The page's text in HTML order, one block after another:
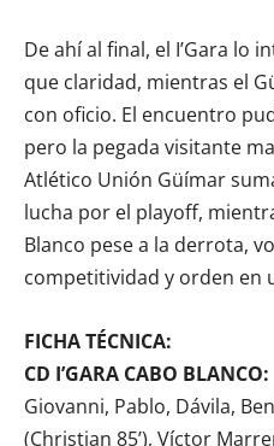
De ahí al final, el I’Gara lo
que claridad, mientras el
con oficio. El encuentro
pero la pegada visitante
Atlético Unión Güímar
lucha por el playoff,
Blanco pese a la derrota,
competitividad y orden en
FICHA TÉCNICA:
CD I’GARA CABO BLANCO:
Giovanni, Pablo, Dávila,
(Christian 85’), Víctor